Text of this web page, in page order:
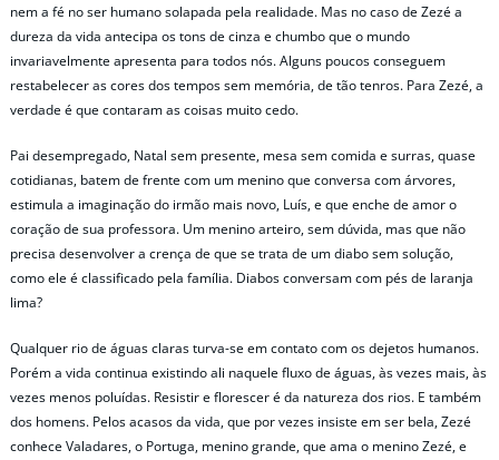
nem a fé no ser humano solapada pela realidade. Mas no caso de Zezé a
dureza da vida antecipa os tons de cinza e chumbo que o mundo
invariavelmente apresenta para todos nós. Alguns poucos conseguem
restabelecer as cores dos tempos sem memória, de tão tenros. Para Zezé, a
verdade é que contaram as coisas muito cedo.
Pai desempregado, Natal sem presente, mesa sem comida e surras, quase
cotidianas, batem de frente com um menino que conversa com árvores,
estimula a imaginação do irmão mais novo, Luís, e que enche de amor o
coração de sua professora. Um menino arteiro, sem dúvida, mas que não
precisa desenvolver a crença de que se trata de um diabo sem solução,
como ele é classificado pela família. Diabos conversam com pés de laranja
lima?
Qualquer rio de águas claras turva-se em contato com os dejetos humanos.
Porém a vida continua existindo ali naquele fluxo de águas, às vezes mais, às
vezes menos poluídas. Resistir e florescer é da natureza dos rios. E também
dos homens. Pelos acasos da vida, que por vezes insiste em ser bela, Zezé
conhece Valadares, o Portuga, menino grande, que ama o menino Zezé, e